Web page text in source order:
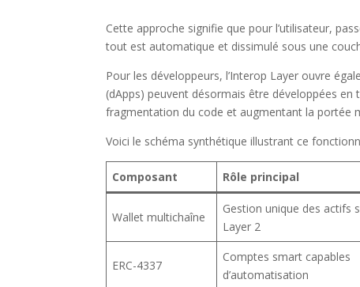
Cette approche signifie que pour l’utilisateur,
tout est automatique et dissimulé sous une
Pour les développeurs, l’Interop Layer ouvre
(dApps) peuvent désormais être développées
fragmentation du code et augmentant la portée
Voici le schéma synthétique illustrant ce
Composant Rôle principal
Wallet multichaîne
Gestion unique des actifs
Layer 2
ERC-4337
Comptes smart capables
d’automatisation